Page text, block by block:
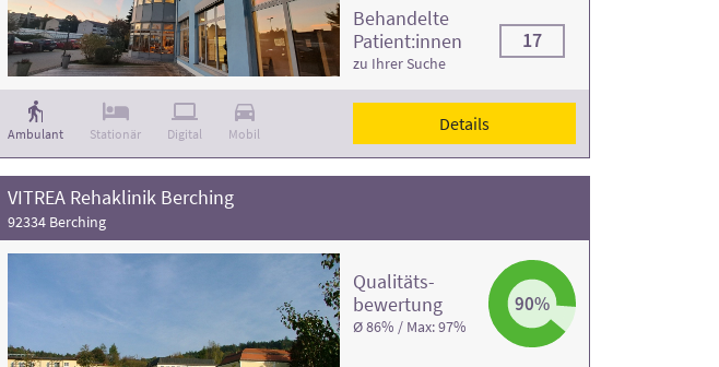
Ambulant Stationär Digital Mobil
Behandelte
Patient:innen
zu Ihrer Suche
17
Details
VITREA Rehaklinik Berching
92334 Berching
Qualitäts­
bewertung
Ø 86% / Max: 97%
90%